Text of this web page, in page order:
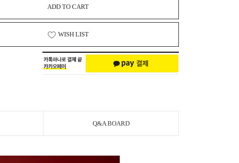
ADD TO CART
WISH LIST
Q&A BOARD